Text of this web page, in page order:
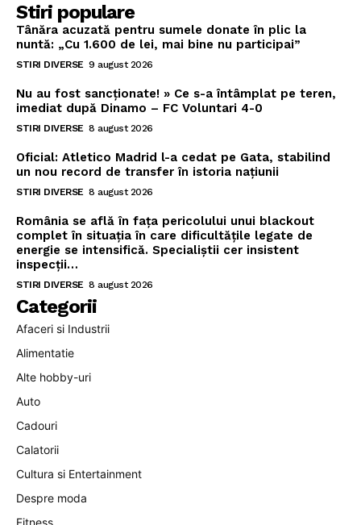
Stiri populare
Tânăra acuzată pentru sumele donate în plic la
nuntă: „Cu 1.600 de lei, mai bine nu participai”
STIRI DIVERSE 9 august 2026
Nu au fost sancționate! » Ce s-a întâmplat pe teren,
imediat după Dinamo – FC Voluntari 4-0
STIRI DIVERSE 8 august 2026
Oficial: Atletico Madrid l-a cedat pe Gata, stabilind
un nou record de transfer în istoria națiunii
STIRI DIVERSE 8 august 2026
România se află în fața pericolului unui blackout
complet în situația în care dificultățile legate de
energie se intensifică. Specialiștii cer insistent
inspecții…
STIRI DIVERSE 8 august 2026
Categorii
Afaceri si Industrii
Alimentatie
Alte hobby-uri
Auto
Cadouri
Calatorii
Cultura si Entertainment
Despre moda